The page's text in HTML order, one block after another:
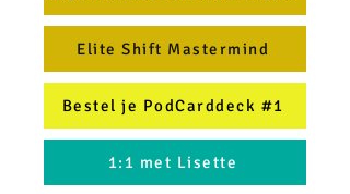
Elite Shift Mastermind
Bestel je PodCarddeck #1
1:1 met Lisette